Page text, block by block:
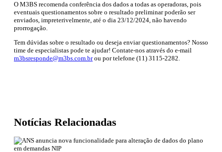
O M3BS recomenda conferência dos dados a todas as operadoras, pois
eventuais questionamentos sobre o resultado preliminar poderão ser
enviados, impreterivelmente, até o dia 23/12/2024, não havendo
prorrogação.
Tem dúvidas sobre o resultado ou deseja enviar questionamentos? Nosso
time de especialistas pode te ajudar! Contate-nos através do e-mail
m3bsresponde@m3bs.com.brou por telefone (11) 3115-2282.
Notícias Relacionadas